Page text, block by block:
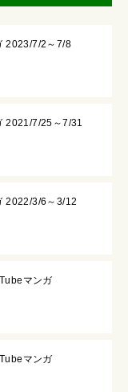
2023/7/2～7/8
2021/7/25～7/31
2022/3/6～3/12
マンガ
マンガ